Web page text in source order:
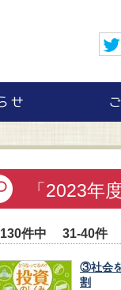
「2023年
130件中 31-40件
③社会
割